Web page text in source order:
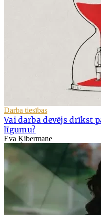
Darba tiesības
Vai darba devējs drīkst
līgumu?
Eva Ķibermane